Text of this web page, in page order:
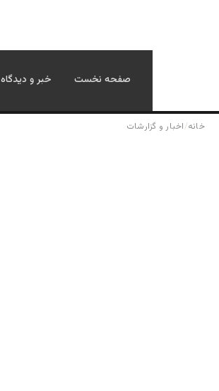
صفحه نخست خبر و دیدگاه
خانه/اخبار و گزارشات